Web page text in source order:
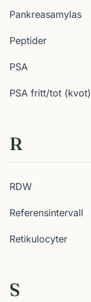
Pankreasamylas
Peptider
PSA
PSA fritt/tot (kvot)
R
RDW
Referensintervall
Retikulocyter
S